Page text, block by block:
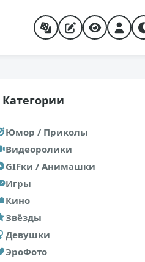
Категории
Юмор / Приколы
Видеоролики
GIFки / Анимашки
Игры
Кино
Звёзды
Девушки
ЭроФото